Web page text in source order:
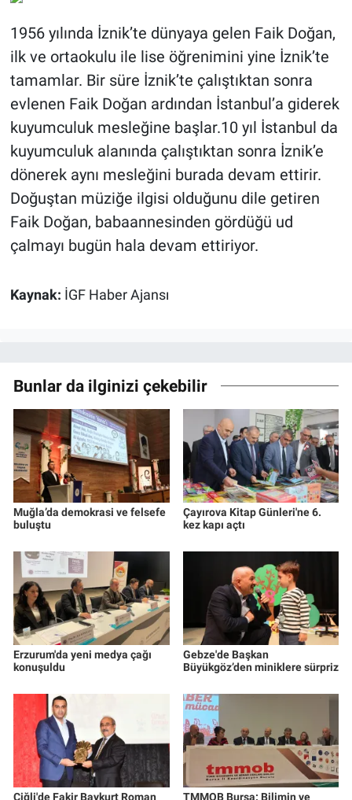
1956 yılında İznik’te dünyaya gelen Faik Doğan,
ilk ve ortaokulu ile lise öğrenimini yine İznik’te
tamamlar. Bir süre İznik’te çalıştıktan sonra
evlenen Faik Doğan ardından İstanbul’a giderek
kuyumculuk mesleğine başlar.10 yıl İstanbul da
kuyumculuk alanında çalıştıktan sonra İznik’e
dönerek aynı mesleğini burada devam ettirir.
Doğuştan müziğe ilgisi olduğunu dile getiren
Faik Doğan, babaannesinden gördüğü ud
çalmayı bugün hala devam ettiriyor.
Kaynak: İGF Haber Ajansı
Bunlar da ilginizi çekebilir
Muğla’da demokrasi ve felsefe
buluştu
Çayırova Kitap Günleri'ne 6.
kez kapı açtı
Erzurum'da yeni medya çağı
konuşuldu
Gebze'de Başkan
Büyükgöz’den miniklere sürpriz
Çiğli'de Fakir Baykurt Roman TMMOB Bursa: Bilimin ve